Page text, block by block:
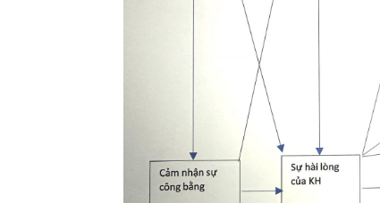
Ra mắt ba cuốn
mừng Đại hội XIV
16/01/2026